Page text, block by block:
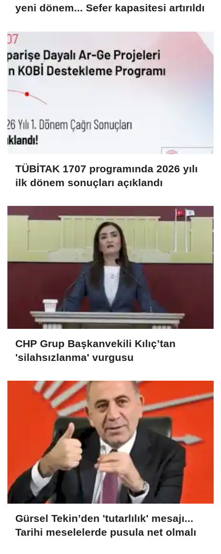
yeni dönem... Sefer kapasitesi artırıldı
TÜBİTAK 1707 programında 2026 yılı
ilk dönem sonuçları açıklandı
CHP Grup Başkanvekili Kılıç’tan
'silahsızlanma' vurgusu
Gürsel Tekin’den 'tutarlılık' mesajı...
Tarihi meselelerde pusula net olmalı